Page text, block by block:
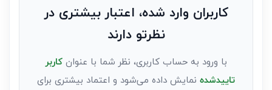
کاربران وارد شده، اعتبار بیشتری در
نظرتو دارند
با ورود به حساب کاربری، نظر شما با عنوانکاربر
تاییدشده نمایش داده می‌شود و اعتماد بیشتری برای